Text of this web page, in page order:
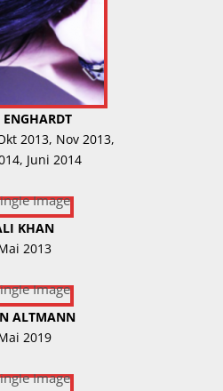
ENGHARDT
2013, Nov 2013,
Juni 2014
KHAN
2013
ALTMANN
2019